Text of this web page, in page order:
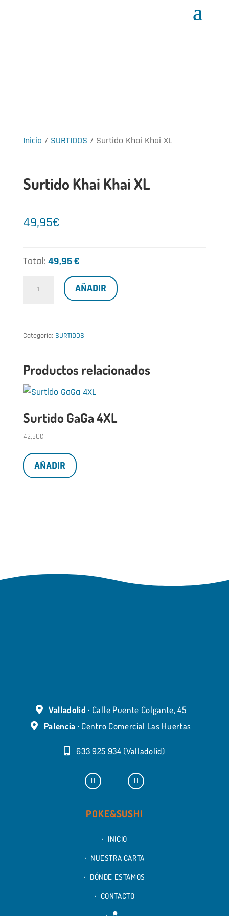
Inicio / SURTIDOS / Surtido Khai Khai XL
Surtido Khai Khai XL
49,95€
Total: 49,95 €
XL
AÑADIR
Categoría: SURTIDOS
Productos relacionados
Surtido GaGa 4XL
42,50€
AÑADIR
Valladolid · Calle Puente Colgante, 45
Palencia · Centro Comercial Las Huertas
633 925 934 (Valladolid)
POKE&SUSHI
INICIO
NUESTRA CARTA
DÓNDE ESTAMOS
CONTACTO